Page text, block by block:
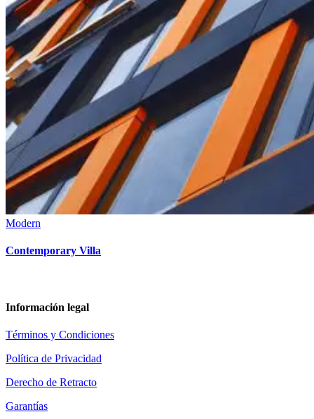
Modern
Contemporary Villa
Información legal
Términos y Condiciones
Política de Privacidad
Derecho de Retracto
Garantías